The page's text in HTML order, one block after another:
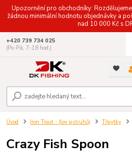
Upozornění pro obchodníky:
žádnou minimální hodnotu objednávky a
nad 10 000 Kč s
+420 739 734 025
(Po-Pá, 7-18 hod.)
Úvod Iron Trout - (lov pstruhů) Třpytky
Crazy Fish Spoon